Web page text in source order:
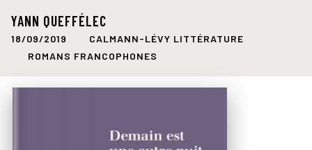
YANN QUEFFÉLEC
18/09/2019
CALMANN-LÉVY LITTÉRATURE
ROMANS FRANCOPHONES